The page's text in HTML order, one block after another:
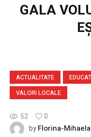
GALA
ACTUALITATE
VALORI LOCALE
52
0
byFlorina-